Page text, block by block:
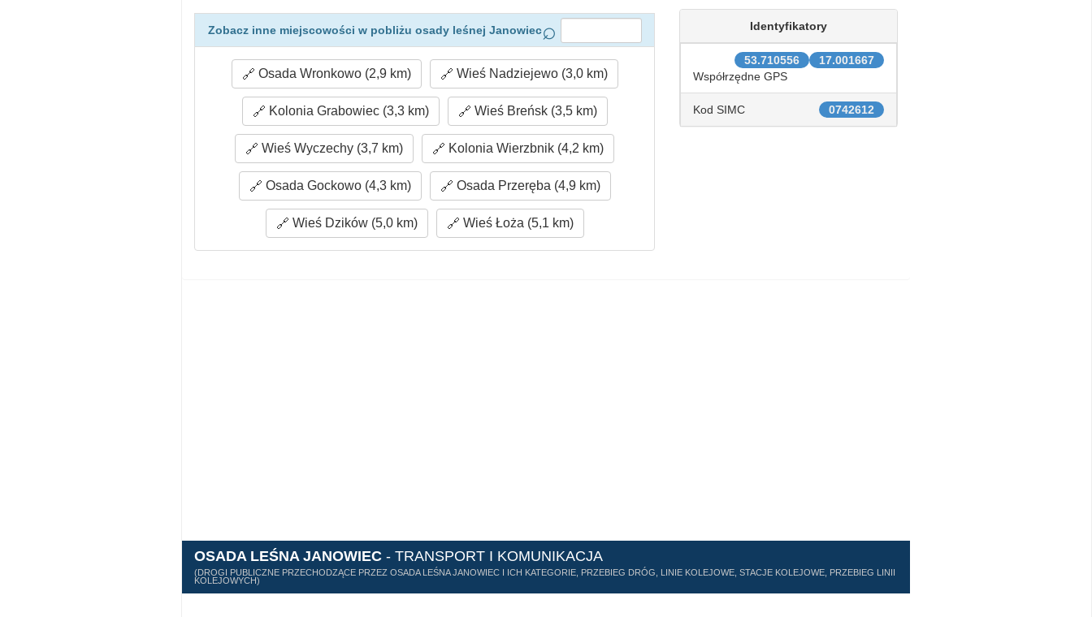
Zobacz inne miejscowości w pobliżu osady leśnej Janowiec
Osada Wronkowo (2,9 km) Wieś Nadziejewo (3,0 km)
Kolonia Grabowiec (3,3 km) Wieś Breńsk (3,5 km)
Wieś Wyczechy (3,7 km) Kolonia Wierzbnik (4,2 km)
Osada Gockowo (4,3 km) Osada Przeręba (4,9 km)
Wieś Dzików (5,0 km) Wieś Łoża (5,1 km)
Identyfikatory
17.001667
53.710556
Współrzędne GPS
0742612
Kod SIMC
OSADA LEŚNA JANOWIEC - TRANSPORT I KOMUNIKACJA
(DROGI PUBLICZNE PRZECHODZĄCE PRZEZ OSADA LEŚNA JANOWIEC I ICH KATEGORIE, PRZEBIEG DRÓG, LINIE KOLEJOWE, STACJE KOLEJOWE, PRZEBIEG LINII
KOLEJOWYCH)